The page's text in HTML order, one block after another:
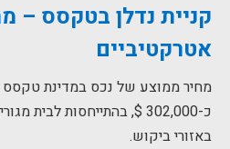
קניית נדלן בטקסס –
אטרקטיביים
מחיר ממוצע של נכס במדינת
כ-302,000 $, בהתייחסות
באזורי ביקוש.